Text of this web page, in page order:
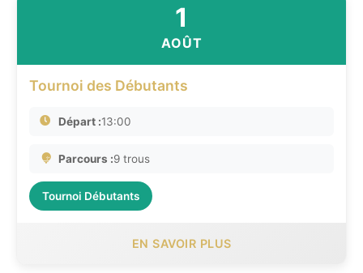
1
AOÛT
Tournoi des Débutants
Départ :13:00
Parcours :9 trous
Tournoi Débutants
EN SAVOIR PLUS